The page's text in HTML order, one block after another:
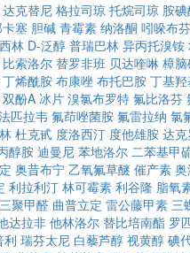
达克替尼 格拉司琼 托烷司琼 胺碘
塞 胆碱 青霉素 纳洛酮 吲哚布芬
林 D-泛醇 普瑞巴林 异丙托溴铵
比索洛尔 替罗非班 贝达喹啉 樟
丁烯酰胺 布康唑 布托巴胺 丁基
双酚A 冰片 溴氯布罗特 氟比洛芬
匹拉韦 氟茚唑菌胺 氟雷拉纳 氯
杜克甙 度洛西汀 度他雄胺 达
醇胺 迪曼尼 苯地洛尔 二苯基甲
奥昔布宁 乙氧氟草醚 催产素
利拉利汀 林可霉素 利谷隆 脂氧
三聚甲醛 曲普立定 雷公藤甲素 三
达拉非 他林洛尔 替比培南酯 罗
利 瑞芬太尼 白藜芦醇 视黄醇 碘